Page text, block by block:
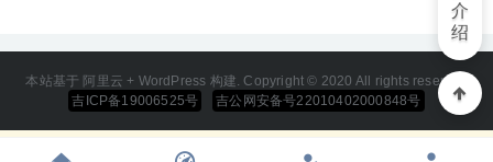
本站基于 阿里云 + WordPress 构建. Copyright © 2020 All rights reserved
吉ICP备19006525号
吉公网安备号22010402000848号
介
绍